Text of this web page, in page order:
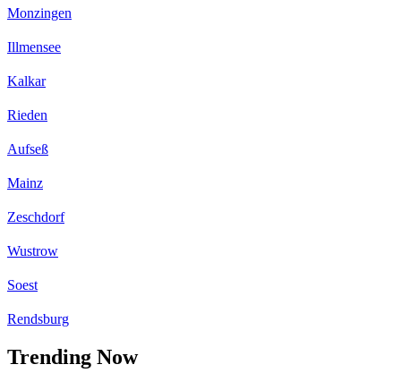
Monzingen
Illmensee
Kalkar
Rieden
Aufseß
Mainz
Zeschdorf
Wustrow
Soest
Rendsburg
Trending Now